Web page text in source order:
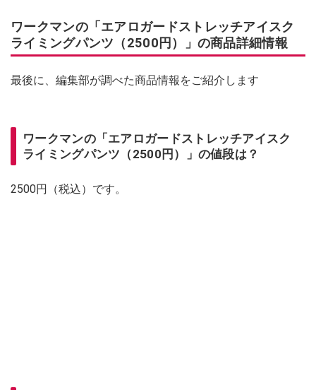
ワークマンの「エアロガードストレッチアイスク
ライミングパンツ（2500円）」の商品詳細情報
最後に、編集部が調べた商品情報をご紹介します
ワークマンの「エアロガードストレッチアイスク
ライミングパンツ（2500円）」の値段は？
2500円（税込）です。